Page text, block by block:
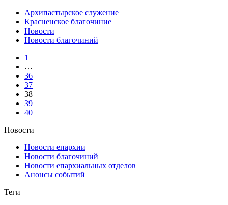
Архипастырское служение
Красненское благочиние
Новости
Новости благочиний
1
…
36
37
38
39
40
Новости
Новости епархии
Новости благочиний
Новости епархиальных отделов
Анонсы событий
Теги